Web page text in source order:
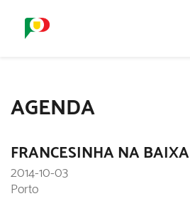
AGENDA
FRANCESINHA NA BAIXA
2014-10-03
Porto